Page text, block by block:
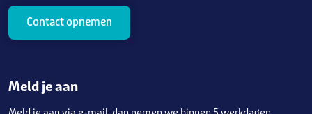
Contact opnemen
Meld je aan